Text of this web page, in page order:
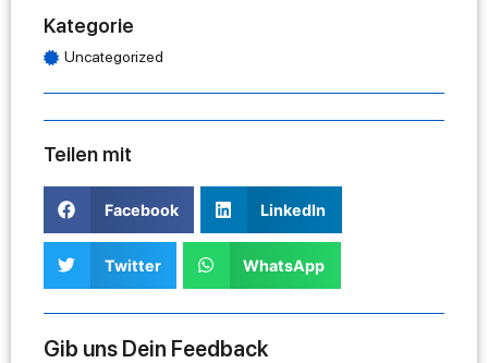
Kategorie
Uncategorized
Teilen mit
Facebook LinkedIn
Twitter WhatsApp
Gib uns Dein Feedback